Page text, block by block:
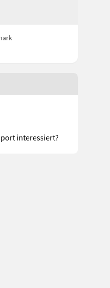
noch nicht montiert),
interessiert?